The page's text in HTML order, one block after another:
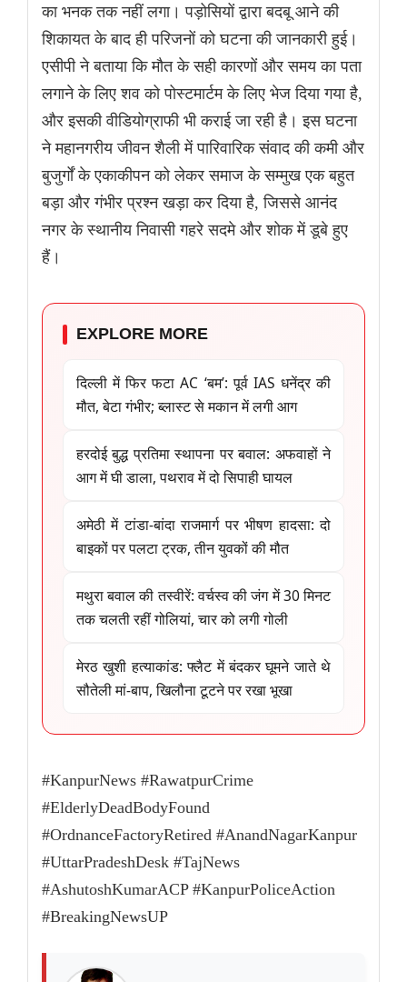
का भनक तक नहीं लगा। पड़ोसियों द्वारा बदबू आने की
शिकायत के बाद ही परिजनों को घटना की जानकारी हुई।
एसीपी ने बताया कि मौत के सही कारणों और समय का पता
लगाने के लिए शव को पोस्टमार्टम के लिए भेज दिया गया है,
और इसकी वीडियोग्राफी भी कराई जा रही है। इस घटना
ने महानगरीय जीवन शैली में पारिवारिक संवाद की कमी और
बुजुर्गों के एकाकीपन को लेकर समाज के सम्मुख एक बहुत
बड़ा और गंभीर प्रश्न खड़ा कर दिया है, जिससे आनंद
नगर के स्थानीय निवासी गहरे सदमे और शोक में डूबे हुए
हैं।
EXPLORE MORE
दिल्ली में फिर फटा AC ‘बम’: पूर्व IAS धनेंद्र की
मौत, बेटा गंभीर; ब्लास्ट से मकान में लगी आग
हरदोई बुद्ध प्रतिमा स्थापना पर बवाल: अफवाहों ने
आग में घी डाला, पथराव में दो सिपाही घायल
अमेठी में टांडा-बांदा राजमार्ग पर भीषण हादसा: दो
बाइकों पर पलटा ट्रक, तीन युवकों की मौत
मथुरा बवाल की तस्वीरें: वर्चस्व की जंग में 30 मिनट
तक चलती रहीं गोलियां, चार को लगी गोली
मेरठ खुशी हत्याकांड: फ्लैट में बंदकर घूमने जाते थे
सौतेली मां-बाप, खिलौना टूटने पर रखा भूखा
#KanpurNews #RawatpurCrime
#ElderlyDeadBodyFound
#OrdnanceFactoryRetired #AnandNagarKanpur
#UttarPradeshDesk #TajNews
#AshutoshKumarACP #KanpurPoliceAction
#BreakingNewsUP